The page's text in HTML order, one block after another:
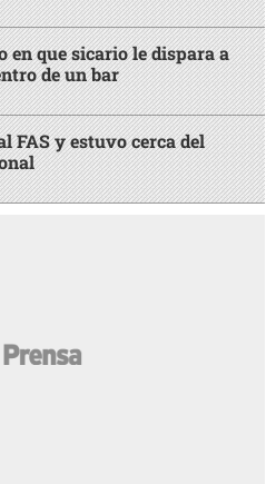
en que sicario le dispara a
de un bar
FAS y estuvo cerca del